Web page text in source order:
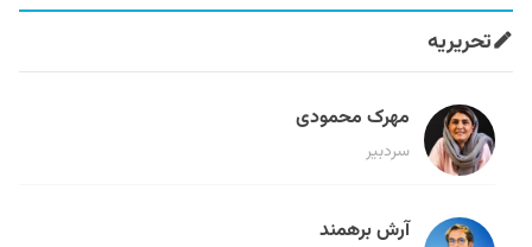
تحریریه
مهرک محمودی
سردبیر
آرش برهمند